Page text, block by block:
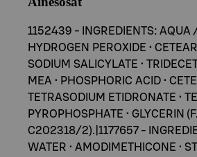
1152439 - INGREDIENTS: AQUA /
HYDROGEN PEROXIDE •
SODIUM SALICYLATE •
MEA • PHOSPHORIC ACID •
TETRASODIUM ETIDRONATE •
PYROPHOSPHATE • GLYCERIN
C202318/2).|1177657 -
WATER • AMODIMETHICONE •